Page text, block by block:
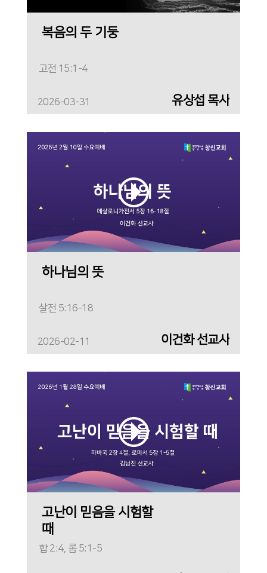
복음의 두 기둥
고전 15:1-4
2026-03-31 유상섭 목사
하나님의 뜻
살전 5:16-18
2026-02-11 이건화 선교사
고난이 믿음을 시험할
때
합 2:4, 롬 5:1-5